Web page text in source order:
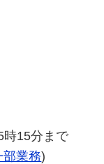
時15分まで
部業務)